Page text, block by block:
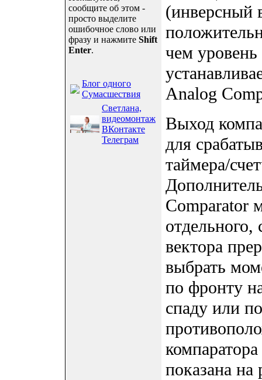
сообщите об этом -
просто выделите
ошибочное слово или
фразу и нажмите Shift
Enter.
Блог одного
Сумасшествия
Светлана,
видеомонтаж
ВКонтакте
Телеграм
(инверсный
чем
Analog
Выход
для
таймера/
Comparator
отдельного,
вектора
выбрать
по фронту
спаду или
показана на